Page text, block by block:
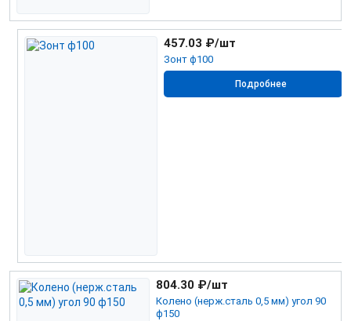
Зонт ф100
457.03 ₽/шт
Подробнее
Колено (нерж.сталь 0,5 мм) угол 90
ф150
804.30 ₽/шт